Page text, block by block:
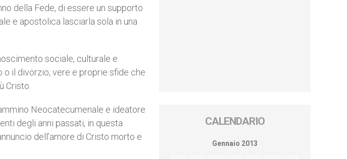
della Fede, di essere un supporto
e apostolica lasciarla sola in una
sociale, culturale e
o il divorzio, vere e proprie sfide che
Cristo.
Neocatecumenale e ideatore
degli anni passati, in questa
dell’amore di Cristo morto e
CALENDARIO
Gennaio 2013